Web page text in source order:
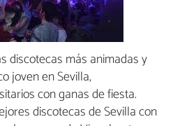
discotecas más animadas y
joven en Sevilla,
con ganas de fiesta.
discotecas de Sevilla con